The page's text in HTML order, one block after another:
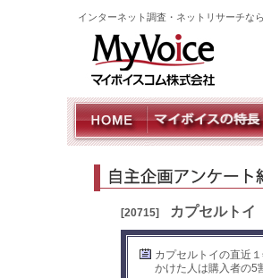
インターネット調査・ネットリサーチな
[20715] カプセルトイ
カプセルトイの直近
かけた人は購入者の5